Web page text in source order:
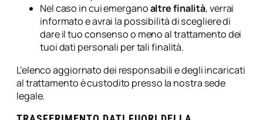
Nel caso in cui emerganoaltre finalità, verrai
informato e avrai la possibilità di scegliere di
dare il tuo consenso o meno al trattamento dei
tuoi dati personali per tali finalità.
L’elenco aggiornato dei responsabili e degli incaricati
al trattamento è custodito presso la nostra sede
legale.